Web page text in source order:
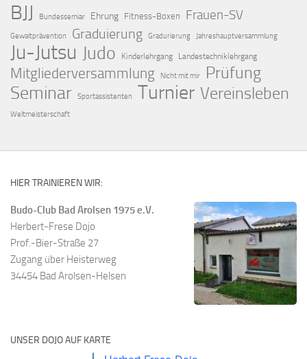
BJJ Bundessemiar Ehrung Fitness-Boxen Frauen-SV
Gewaltprävention Graduierung Gradurierung Jahreshauptversammlung
Ju-Jutsu Judo Kinderlehrgang Landestechniklehrgang
Mitgliederversammlung Nicht mit mir Prüfung
Seminar Sportassistenten Turnier Vereinsleben
Weltmeisterschaft
HIER TRAINIEREN WIR:
Budo-Club Bad Arolsen 1975 e.V.
Herbert-Frese Dojo
Prof.-Bier-Straße 27
Zugang über Heisterweg
34454 Bad Arolsen-Helsen
UNSER DOJO AUF KARTE